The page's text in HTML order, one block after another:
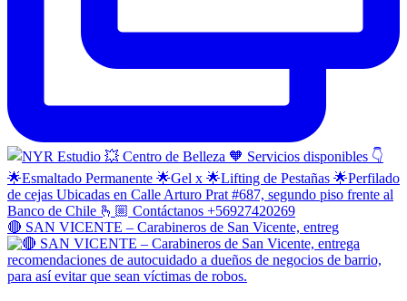
🔴 SAN VICENTE – Carabineros de San Vicente, entreg